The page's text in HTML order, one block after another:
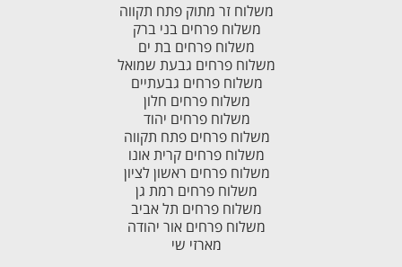
משלוח זר מתוק פתח תקווה
משלוח פרחים בני ברק
משלוח פרחים בת ים
משלוח פרחים גבעת שמואל
משלוח פרחים גבעתיים
משלוח פרחים חלון
משלוח פרחים יהוד
משלוח פרחים פתח תקווה
משלוח פרחים קרית אונו
משלוח פרחים ראשון לציון
משלוח פרחים רמת גן
משלוח פרחים תל אביב
משלוח פרחים אור יהודה
מארזי שי